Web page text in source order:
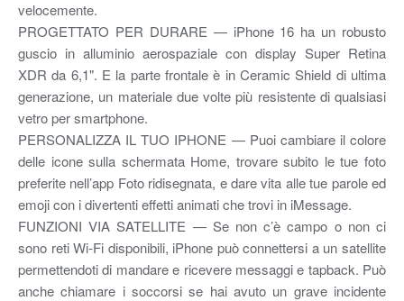
velocemente.
PROGETTATO PER DURARE — iPhone 16 ha un robusto
guscio in alluminio aerospaziale con display Super Retina
XDR da 6,1". E la parte frontale è in Ceramic Shield di ultima
generazione, un materiale due volte più resistente di qualsiasi
vetro per smartphone.
PERSONALIZZA IL TUO IPHONE — Puoi cambiare il colore
delle icone sulla schermata Home, trovare subito le tue foto
preferite nell’app Foto ridisegnata, e dare vita alle tue parole ed
emoji con i divertenti effetti animati che trovi in iMessage.
FUNZIONI VIA SATELLITE — Se non c’è campo o non ci
sono reti Wi-Fi disponibili, iPhone può connettersi a un satellite
permettendoti di mandare e ricevere messaggi e tapback. Può
anche chiamare i soccorsi se hai avuto un grave incidente